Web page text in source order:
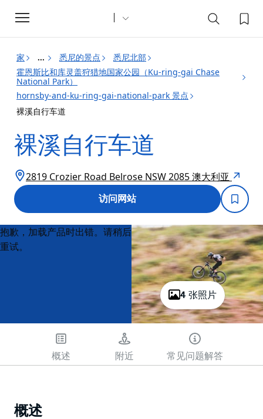
Toggle
navigation
家 ... 悉尼的景点
悉尼北部
霍恩斯比和库灵盖狩猎地国家公园（Ku-ring-gai Chase
National Park）
hornsby-and-ku-ring-gai-national-park 景点
裸溪自行车道
裸溪自行车道
2819 Crozier Road Belrose NSW 2085 澳大利亚
访问网站
4 张照片
Product
List
Product
List
抱歉，加载产品时出错。请稍后
重试。
概述 附近 常见问题解答
概述